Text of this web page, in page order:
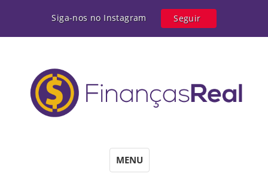
Siga-nos no Instagram Seguir
MENU